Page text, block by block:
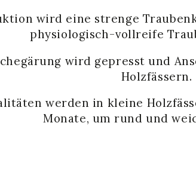
wird eine strenge
physiologisch-vollreife
wird gepresst und
Holzfässern.
werden in kleine
Monate, um rund und